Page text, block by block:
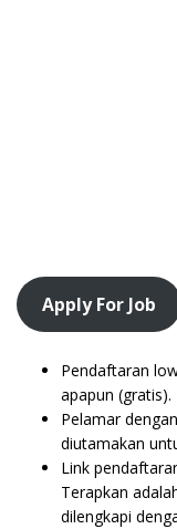
Apply For Job
Pendaftaran
apapun (gratis).
Pelamar
diutamakan
Link
Terapkan
dilengkapi